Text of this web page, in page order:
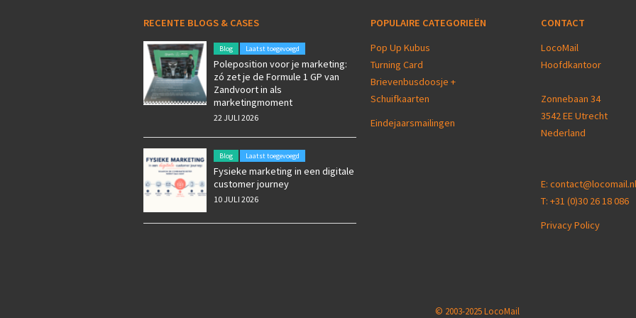
RECENTE BLOGS & CASES
Blog Laatst toegevoegd
Poleposition voor je marketing:
zó zet je de Formule 1 GP van
Zandvoort in als
marketingmoment
22 JULI 2026
Blog Laatst toegevoegd
Fysieke marketing in een digitale
customer journey
10 JULI 2026
POPULAIRE CATEGORIEËN
Pop Up Kubus
Turning Card
Brievenbusdoosje +
Schuifkaarten
Eindejaarsmailingen
CONTACT
LocoMail
Hoofdkantoor
Zonnebaan 34
3542 EE Utrecht
Nederland
E: contact@locomail.nl
T: +31 (0)30 26 18 086
Privacy Policy
© 2003-2025 LocoMail